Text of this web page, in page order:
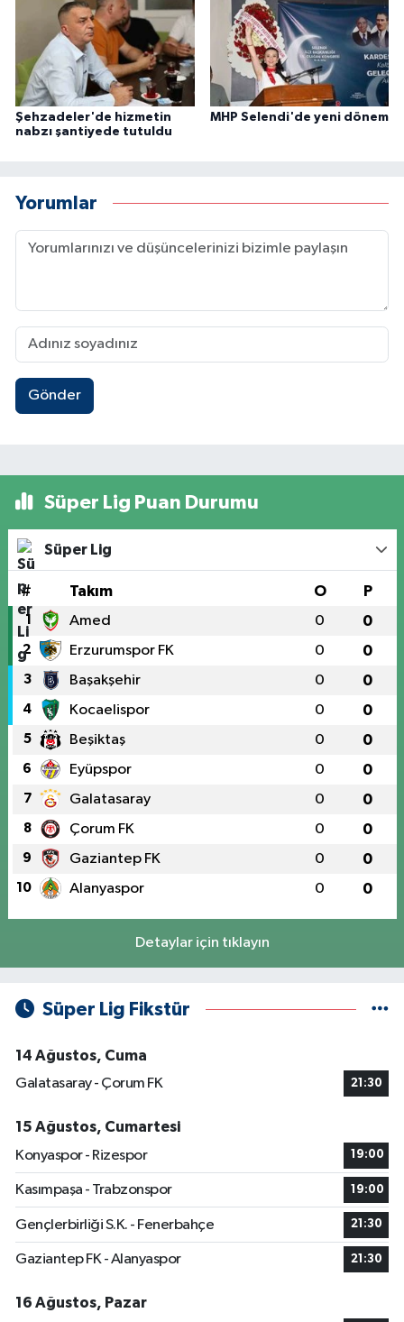
Şehzadeler'de hizmetin
nabzı şantiyede tutuldu
MHP Selendi'de yeni dönem
Yorumlar
Gönder
Süper Lig Puan Durumu
Süper Lig
# Takım O P
1 Amed 0 0
2 Erzurumspor FK 0 0
3 Başakşehir 0 0
4 Kocaelispor 0 0
5 Beşiktaş 0 0
6 Eyüpspor 0 0
7 Galatasaray 0 0
8 Çorum FK 0 0
9 Gaziantep FK 0 0
10 Alanyaspor 0 0
Detaylar için tıklayın
Süper Lig Fikstür
14 Ağustos, Cuma
Galatasaray - Çorum FK
21:30
15 Ağustos, Cumartesi
Konyaspor - Rizespor
19:00
Kasımpaşa - Trabzonspor 19:00
Gençlerbirliği S.K. - Fenerbahçe 21:30
Gaziantep FK - Alanyaspor 21:30
16 Ağustos, Pazar